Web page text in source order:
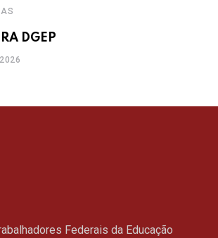
DGEP
Federais da Educação